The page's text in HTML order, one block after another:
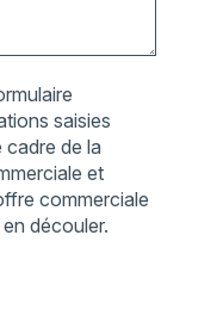
saisies
de la
et
commerciale
découler.